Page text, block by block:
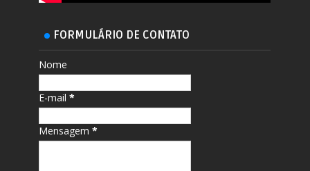
FORMULÁRIO DE CONTATO
Nome
E-mail*
Mensagem*